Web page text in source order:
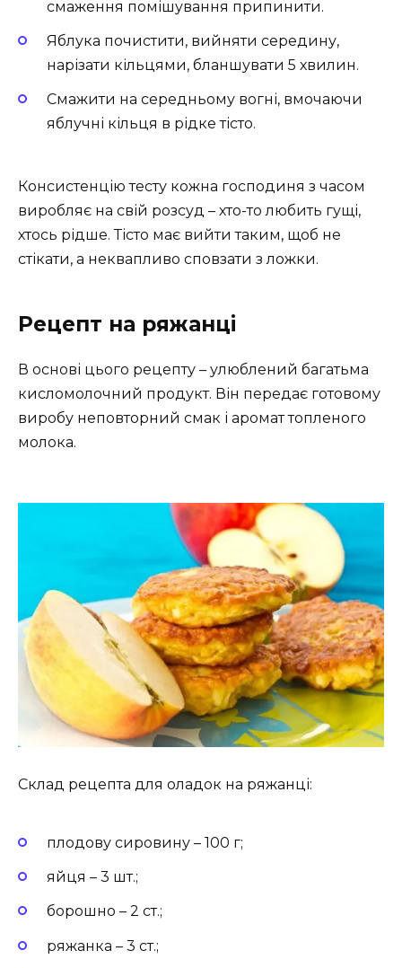
смаження помішування припинити.
Яблука почистити, вийняти середину,
нарізати кільцями, бланшувати 5 хвилин.
Смажити на середньому вогні, вмочаючи
яблучні кільця в рідке тісто.
Консистенцію тесту кожна господиня з часом
виробляє на свій розсуд – хто-то любить гущі,
хтось рідше. Тісто має вийти таким, щоб не
стікати, а неквапливо сповзати з ложки.
Рецепт на ряжанці
В основі цього рецепту – улюблений багатьма
кисломолочний продукт. Він передає готовому
виробу неповторний смак і аромат топленого
молока.
Склад рецепта для оладок на ряжанці:
плодову сировину – 100 г;
яйця – 3 шт.;
борошно – 2 ст.;
ряжанка – 3 ст.;